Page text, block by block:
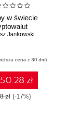
w świecie
Jankowski
cena z 30 dni)
50.28 zł
zł (-17%)